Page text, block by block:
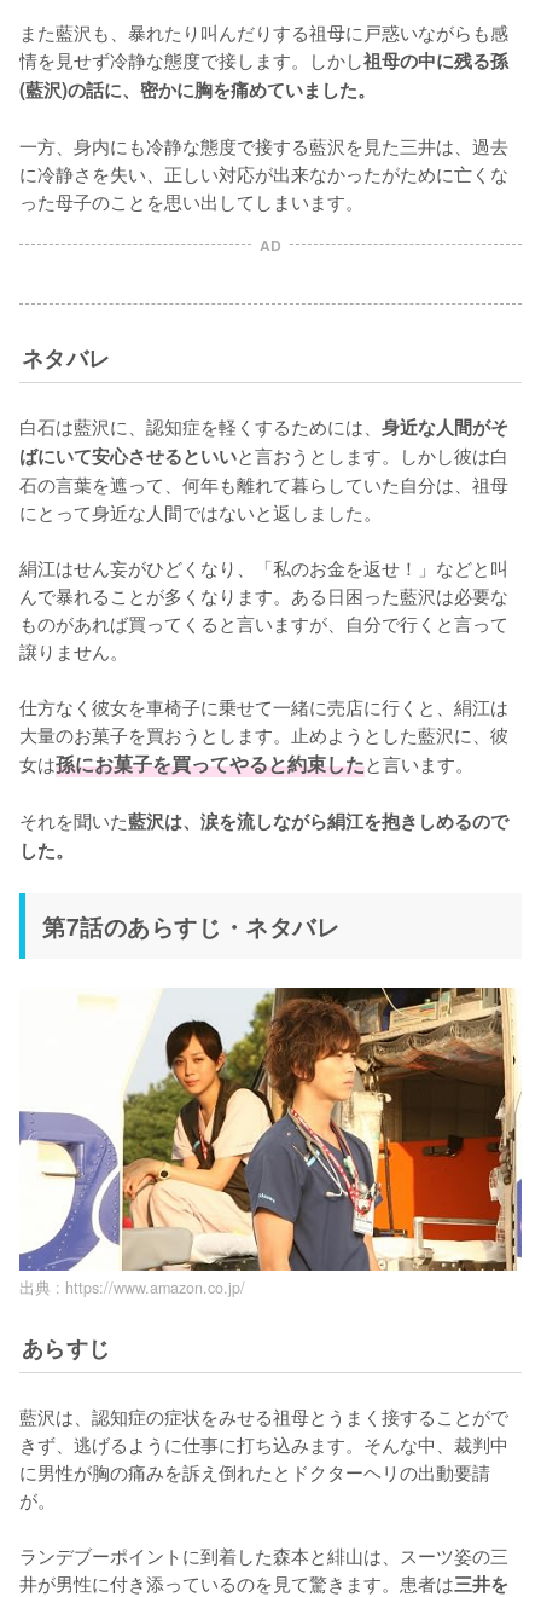
また藍沢も、暴れたり叫んだりする祖母に戸惑いながらも感
情を見せず冷静な態度で接します。しかし祖母の中に残る孫
(藍沢)の話に、密かに胸を痛めていました。
一方、身内にも冷静な態度で接する藍沢を見た三井は、過去
に冷静さを失い、正しい対応が出来なかったがために亡くな
った母子のことを思い出してしまいます。
AD
ネタバレ
白石は藍沢に、認知症を軽くするためには、 身近な人間がそ
ばにいて安心させるといいと言おうとします。しかし彼は白
石の言葉を遮って、何年も離れて暮らしていた自分は、祖母
にとって身近な人間ではないと返しました。
絹江はせん妄がひどくなり、「私のお金を返せ！」などと叫
んで暴れることが多くなります。ある日困った藍沢は必要な
ものがあれば買ってくると言いますが、自分で行くと言って
譲りません。
仕方なく彼女を車椅子に乗せて一緒に売店に行くと、絹江は
大量のお菓子を買おうとします。止めようとした藍沢に、彼
女は孫にお菓子を買ってやると約束したと言います。
それを聞いた藍沢は、涙を流しながら絹江を抱きしめるので
した。
第7話のあらすじ・ネタバレ
出典 : https://www.amazon.co.jp/
あらすじ
藍沢は、認知症の症状をみせる祖母とうまく接することがで
きず、逃げるように仕事に打ち込みます。そんな中、裁判中
に男性が胸の痛みを訴え倒れたとドクターヘリの出動要請
が。
ランデブーポイントに到着した森本と緋山は、スーツ姿の三
井が男性に付き添っているのを見て驚きます。患者は三井を